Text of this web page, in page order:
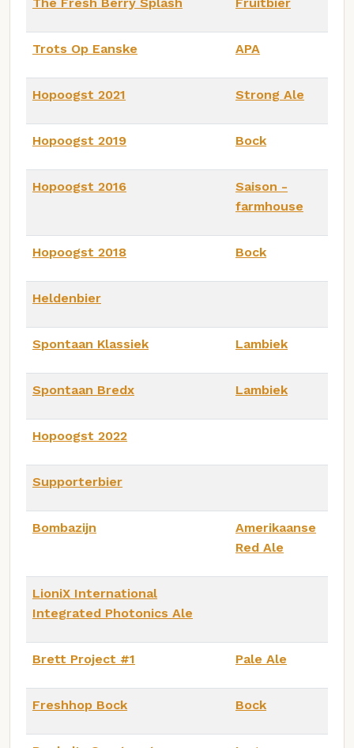
Trots Op Eanske APA
Hopoogst 2021 Strong Ale
Hopoogst 2019 Bock
Hopoogst 2016
Saison -
farmhouse
Hopoogst 2018 Bock
Heldenbier
Spontaan Klassiek Lambiek
Spontaan Bredx Lambiek
Hopoogst 2022
Supporterbier
Bombazijn
Amerikaanse
Red Ale
LioniX International
Integrated Photonics Ale
Brett Project #1 Pale Ale
Freshhop Bock Bock